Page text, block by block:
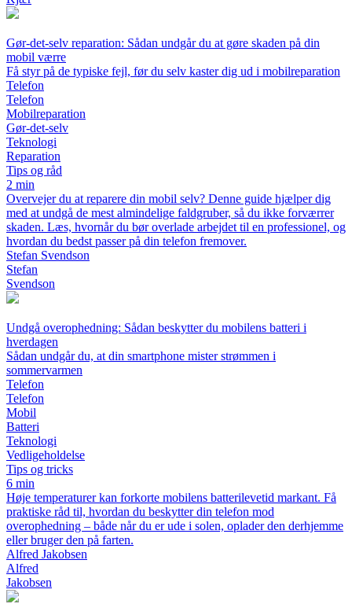
Gør-det-selv reparation: Sådan undgår du at gøre skaden på din
mobil værre
Få styr på de typiske fejl, før du selv kaster dig ud i mobilreparation
Telefon
Telefon
Mobilreparation
Gør-det-selv
Teknologi
Reparation
Tips og råd
2 min
Overvejer du at reparere din mobil selv? Denne guide hjælper dig
med at undgå de mest almindelige faldgruber, så du ikke forværrer
skaden. Læs, hvornår du bør overlade arbejdet til en professionel, og
hvordan du bedst passer på din telefon fremover.
Stefan Svendson
Stefan
Svendson
Undgå overophedning: Sådan beskytter du mobilens batteri i
hverdagen
Sådan undgår du, at din smartphone mister strømmen i
sommervarmen
Telefon
Telefon
Mobil
Batteri
Teknologi
Vedligeholdelse
Tips og tricks
6 min
Høje temperaturer kan forkorte mobilens batterilevetid markant. Få
praktiske råd til, hvordan du beskytter din telefon mod
overophedning – både når du er ude i solen, oplader den derhjemme
eller bruger den på farten.
Alfred Jakobsen
Alfred
Jakobsen